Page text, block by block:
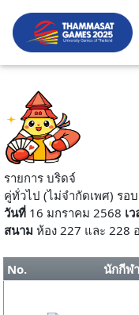
รายการ บริดจ์
คู่ทั่วไป (ไม่จำกัดเพศ) รอ
วันที่ 16 มกราคม 2568 เ
สนาม ห้อง 227 และ 228
No. นักกีฬา